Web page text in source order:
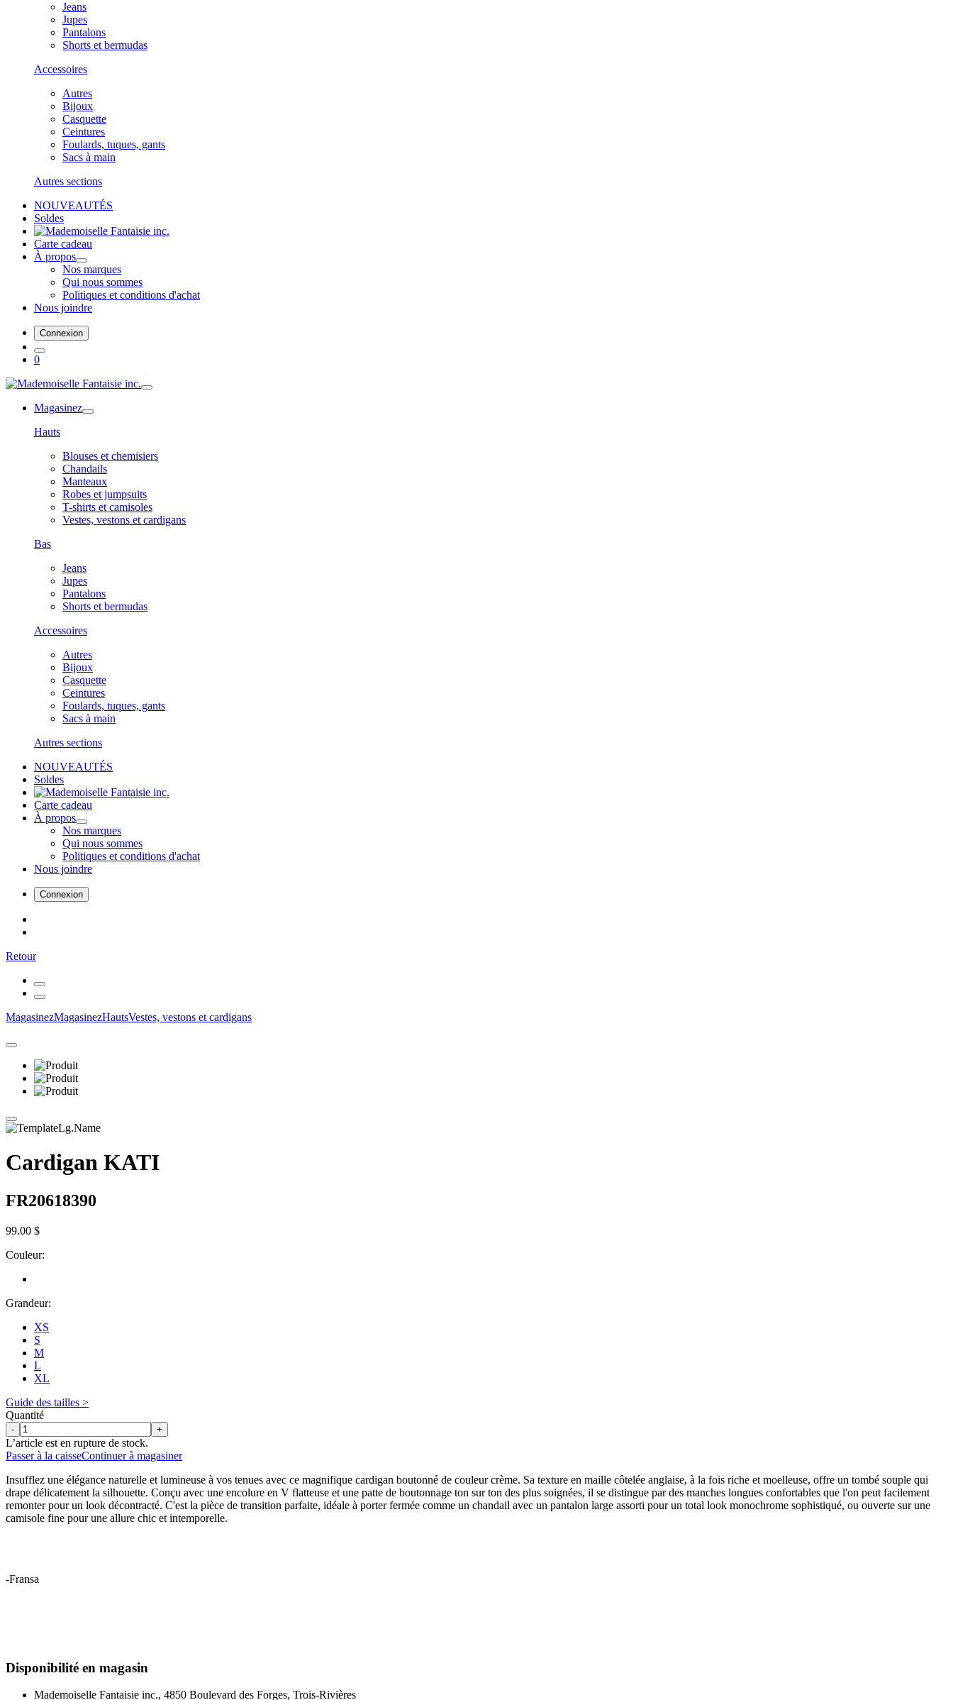
Jeans
Jupes
Pantalons
Shorts et bermudas
Accessoires
Autres
Bijoux
Casquette
Ceintures
Foulards, tuques, gants
Sacs à main
Autres sections
NOUVEAUTÉS
Soldes
Carte cadeau
À propos
Nos marques
Qui nous sommes
Politiques et conditions d'achat
Nous joindre
Connexion
0
Magasinez
Hauts
Blouses et chemisiers
Chandails
Manteaux
Robes et jumpsuits
T-shirts et camisoles
Vestes, vestons et cardigans
Bas
Jeans
Jupes
Pantalons
Shorts et bermudas
Accessoires
Autres
Bijoux
Casquette
Ceintures
Foulards, tuques, gants
Sacs à main
Autres sections
NOUVEAUTÉS
Soldes
Carte cadeau
À propos
Nos marques
Qui nous sommes
Politiques et conditions d'achat
Nous joindre
Connexion
Retour
MagasinezMagasinezHautsVestes, vestons et cardigans
Cardigan KATI
FR20618390
99.00 $
Couleur:
Grandeur:
XS
S
M
L
XL
Guide des tailles >
Quantité
- +
L’article est en rupture de stock.
Passer à la caisseContinuer à magasiner
Insufflez une élégance naturelle et lumineuse à vos tenues avec ce magnifique cardigan boutonné de couleur crème. Sa texture en maille côtelée anglaise, à la fois riche et moelleuse, offre un tombé souple qui
drape délicatement la silhouette. Conçu avec une encolure en V flatteuse et une patte de boutonnage ton sur ton des plus soignées, il se distingue par des manches longues confortables que l'on peut facilement
remonter pour un look décontracté. C'est la pièce de transition parfaite, idéale à porter fermée comme un chandail avec un pantalon large assorti pour un total look monochrome sophistiqué, ou ouverte sur une
camisole fine pour une allure chic et intemporelle.
-Fransa
Disponibilité en magasin
Mademoiselle Fantaisie inc., 4850 Boulevard des Forges, Trois-Rivières